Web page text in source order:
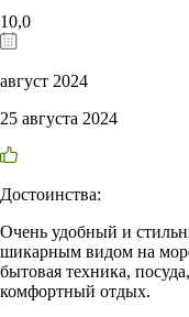
10,0
август 2024
25 августа 2024
Достоинства:
Очень удобный и
шикарным видом на
бытовая техника,
комфортный отдых.